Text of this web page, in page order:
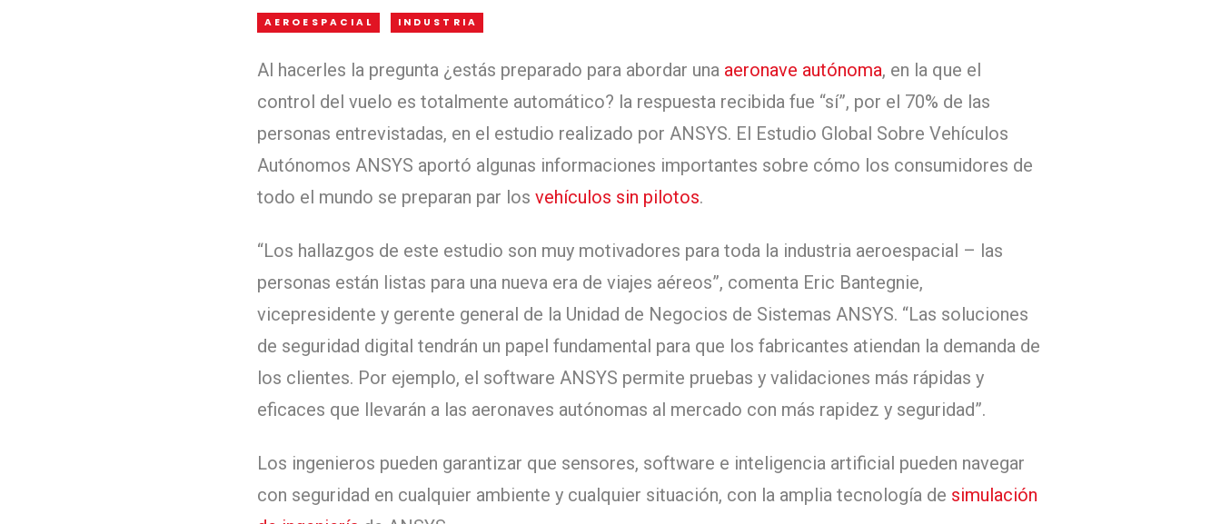
AEROESPACIAL INDUSTRIA
Al hacerles la pregunta ¿estás preparado para abordar una aeronave autónoma, en la que el
control del vuelo es totalmente automático? la respuesta recibida fue “sí”, por el 70% de las
personas entrevistadas, en el estudio realizado por ANSYS. El Estudio Global Sobre Vehículos
Autónomos ANSYS aportó algunas informaciones importantes sobre cómo los consumidores de
todo el mundo se preparan par los vehículos sin pilotos.
“Los hallazgos de este estudio son muy motivadores para toda la industria aeroespacial – las
personas están listas para una nueva era de viajes aéreos”, comenta Eric Bantegnie,
vicepresidente y gerente general de la Unidad de Negocios de Sistemas ANSYS. “Las soluciones
de seguridad digital tendrán un papel fundamental para que los fabricantes atiendan la demanda de
los clientes. Por ejemplo, el software ANSYS permite pruebas y validaciones más rápidas y
eficaces que llevarán a las aeronaves autónomas al mercado con más rapidez y seguridad”.
Los ingenieros pueden garantizar que sensores, software e inteligencia artificial pueden navegar
con seguridad en cualquier ambiente y cualquier situación, con la amplia tecnología de simulación